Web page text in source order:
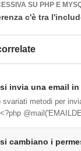
SU PHP E
c'è tra
invia una email in
svariati metodi per
cambiano i